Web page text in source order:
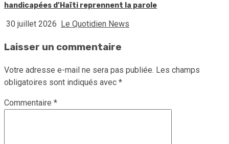
handicapées d’Haïti reprennent la parole
30 juillet 2026 Le Quotidien News
Laisser un commentaire
Votre adresse e-mail ne sera pas publiée. Les champs
obligatoires sont indiqués avec *
Commentaire *